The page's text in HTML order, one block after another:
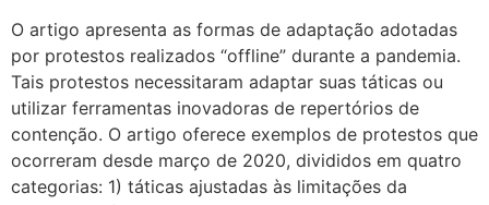
O artigo apresenta as formas de adaptação adotadas
por protestos realizados “offline” durante a pandemia.
Tais protestos necessitaram adaptar suas táticas ou
utilizar ferramentas inovadoras de repertórios de
contenção. O artigo oferece exemplos de protestos que
ocorreram desde março de 2020, divididos em quatro
categorias: 1) táticas ajustadas às limitações da